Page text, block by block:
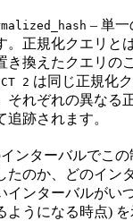
– 単
。正規化クエリと
き換えたクエリの
2 は同じ正規化
それぞれの異なる
追跡されます。
ンターバルでこの
たのか、どのイン
インターバルがい
ようになる時点)